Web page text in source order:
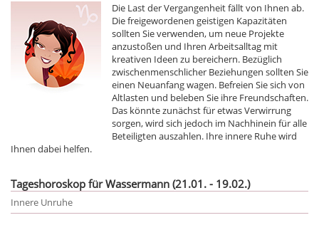
Die Last der Vergangenheit fällt von Ihnen ab.
Die freigewordenen geistigen Kapazitäten
sollten Sie verwenden, um neue Projekte
anzustoßen und Ihren Arbeitsalltag mit
kreativen Ideen zu bereichern. Bezüglich
zwischenmenschlicher Beziehungen sollten Sie
einen Neuanfang wagen. Befreien Sie sich von
Altlasten und beleben Sie ihre Freundschaften.
Das könnte zunächst für etwas Verwirrung
sorgen, wird sich jedoch im Nachhinein für alle
Beteiligten auszahlen. Ihre innere Ruhe wird
Ihnen dabei helfen.
Tageshoroskop für Wassermann (21.01. - 19.02.)
Innere Unruhe